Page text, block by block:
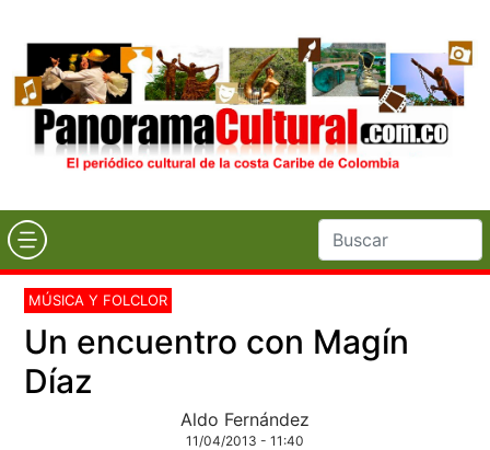
MÚSICA Y FOLCLOR
Un encuentro con Magín
Díaz
Aldo Fernández
11/04/2013 - 11:40